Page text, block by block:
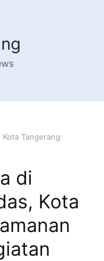
Tangerang:
di
Kota